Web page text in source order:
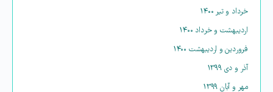
خرداد و تیر ۱۴۰۰
اردیبهشت و خرداد ۱۴۰۰
فروردین و اردیبهشت ۱۴۰۰
آذر و دی ۱۳۹۹
مهر و آبان ۱۳۹۹